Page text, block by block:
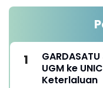
UGM ke
Keterlaluan